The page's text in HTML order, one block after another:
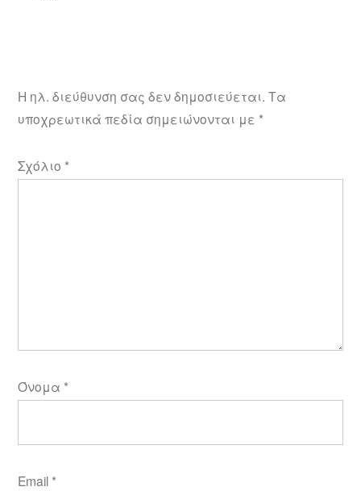
Η ηλ. διεύθυνση σας δεν δημοσιεύεται. Τα
υποχρεωτικά πεδία σημειώνονται με *
Σχόλιο *
Όνομα *
Email *